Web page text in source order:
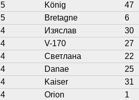
5 König 47
5 Bretagne 6
4 Изяслав 30
4 V-170 27
4 Светлана 22
4 Danae 25
4 Kaiser 31
4 Orion 1